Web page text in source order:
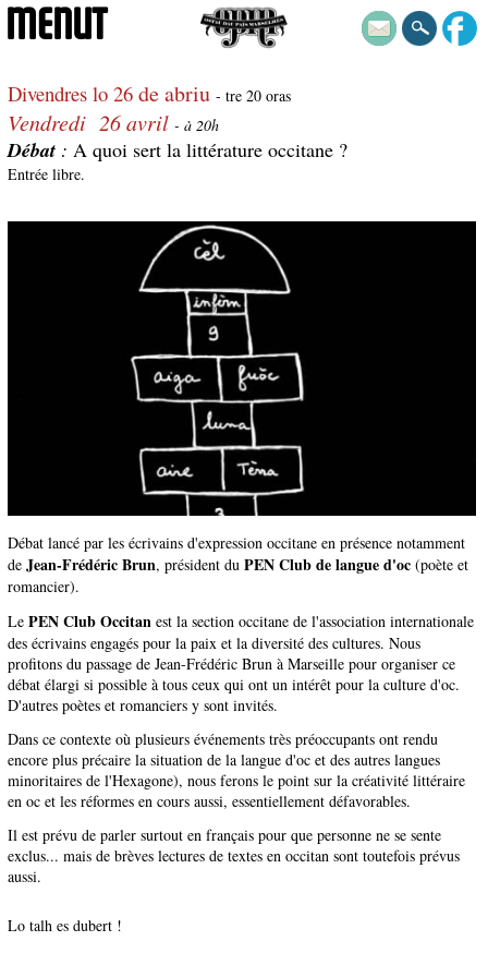
MENUT
Divendres lo 26 de abriu - tre 20 oras
Vendredi 26 avril - à 20h
Débat : A quoi sert la littérature occitane ?
Entrée libre.
Débat lancé par les écrivains d'expression occitane en présence notamment
de Jean-Frédéric Brun, président du PEN Club de langue d'oc (poète et
romancier).
Le PEN Club Occitan est la section occitane de l'association internationale
des écrivains engagés pour la paix et la diversité des cultures. Nous
profitons du passage de Jean-Frédéric Brun à Marseille pour organiser ce
débat élargi si possible à tous ceux qui ont un intérêt pour la culture d'oc.
D'autres poètes et romanciers y sont invités.
Dans ce contexte où plusieurs événements très préoccupants ont rendu
encore plus précaire la situation de la langue d'oc et des autres langues
minoritaires de l'Hexagone), nous ferons le point sur la créativité littéraire
en oc et les réformes en cours aussi, essentiellement défavorables.
Il est prévu de parler surtout en français pour que personne ne se sente
exclus... mais de brèves lectures de textes en occitan sont toutefois prévus
aussi.
Lo talh es dubert !